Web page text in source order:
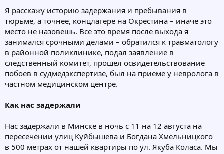
а
Я расскажу историю задержания и пребывания в
тюрьме, а точнее, концлагере на Окрестина – иначе это
место не назовешь. Все это время после выхода я
занимался срочными делами – обратился к травматологу
в районной поликлинике, подал заявление в
следственный комитет, прошел освидетельствование
побоев в судмедэкспертизе, был на приеме у невролога в
частном медицинском центре.
Как нас задержали
Нас задержали в Минске в ночь с 11 на 12 августа на
пересечении улиц Куйбышева и Богдана Хмельницкого
в 500 метрах от нашей квартиры по ул. Якуба Коласа. Мы